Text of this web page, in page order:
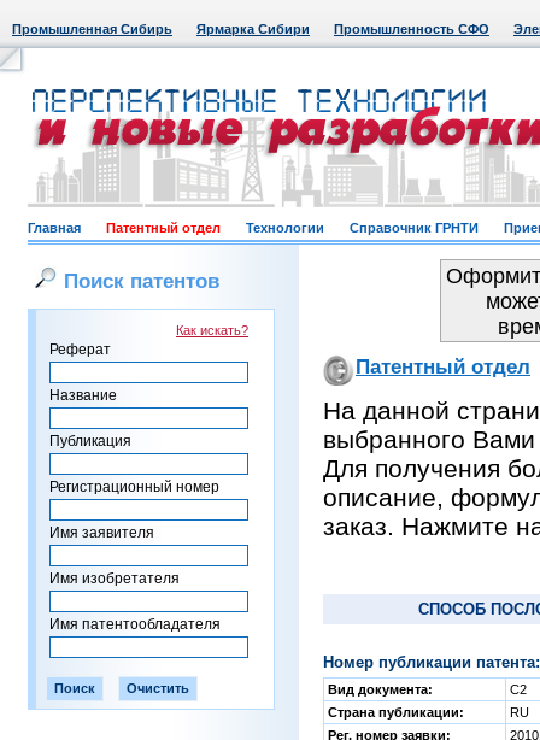
Промышленная Сибирь Ярмарка Сибири Промышленность СФО
Главная Патентный отдел Технологии Справочник ГРНТИ
Поиск патентов
Как искать?
Реферат
Название
Публикация
Регистрационный номер
Имя заявителя
Имя изобретателя
Имя патентообладателя
Патентный отдел
На данной
выбранного Вами
Для получения
описание,
заказ. Нажмите
СПОСОБ
Номер публикации
Вид документа:
C2
Страна публикации:
RU
Рег. номер заявки: